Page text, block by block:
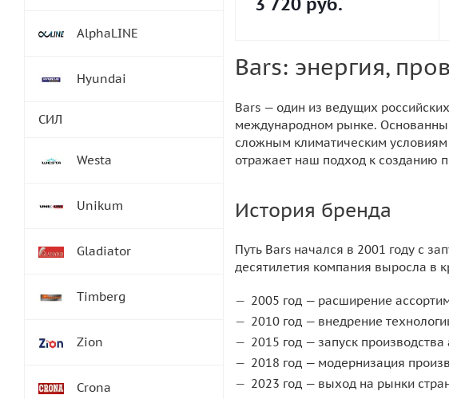
Bars: энергия,
Bars — один из ведущих
международном рынке.
сложным климатическим
отражает наш подход к созданию
История бренда
Путь Bars начался в 2001 году с
десятилетия компания выросла в
2005 год — расширение
2010 год — внедрение
2015 год — запуск
2018 год — модернизация
2023 год — выход на рынки
AlphaLINE
Hyundai
СИЛ
Westa
Unikum
Gladiator
Timberg
Zion
Crona